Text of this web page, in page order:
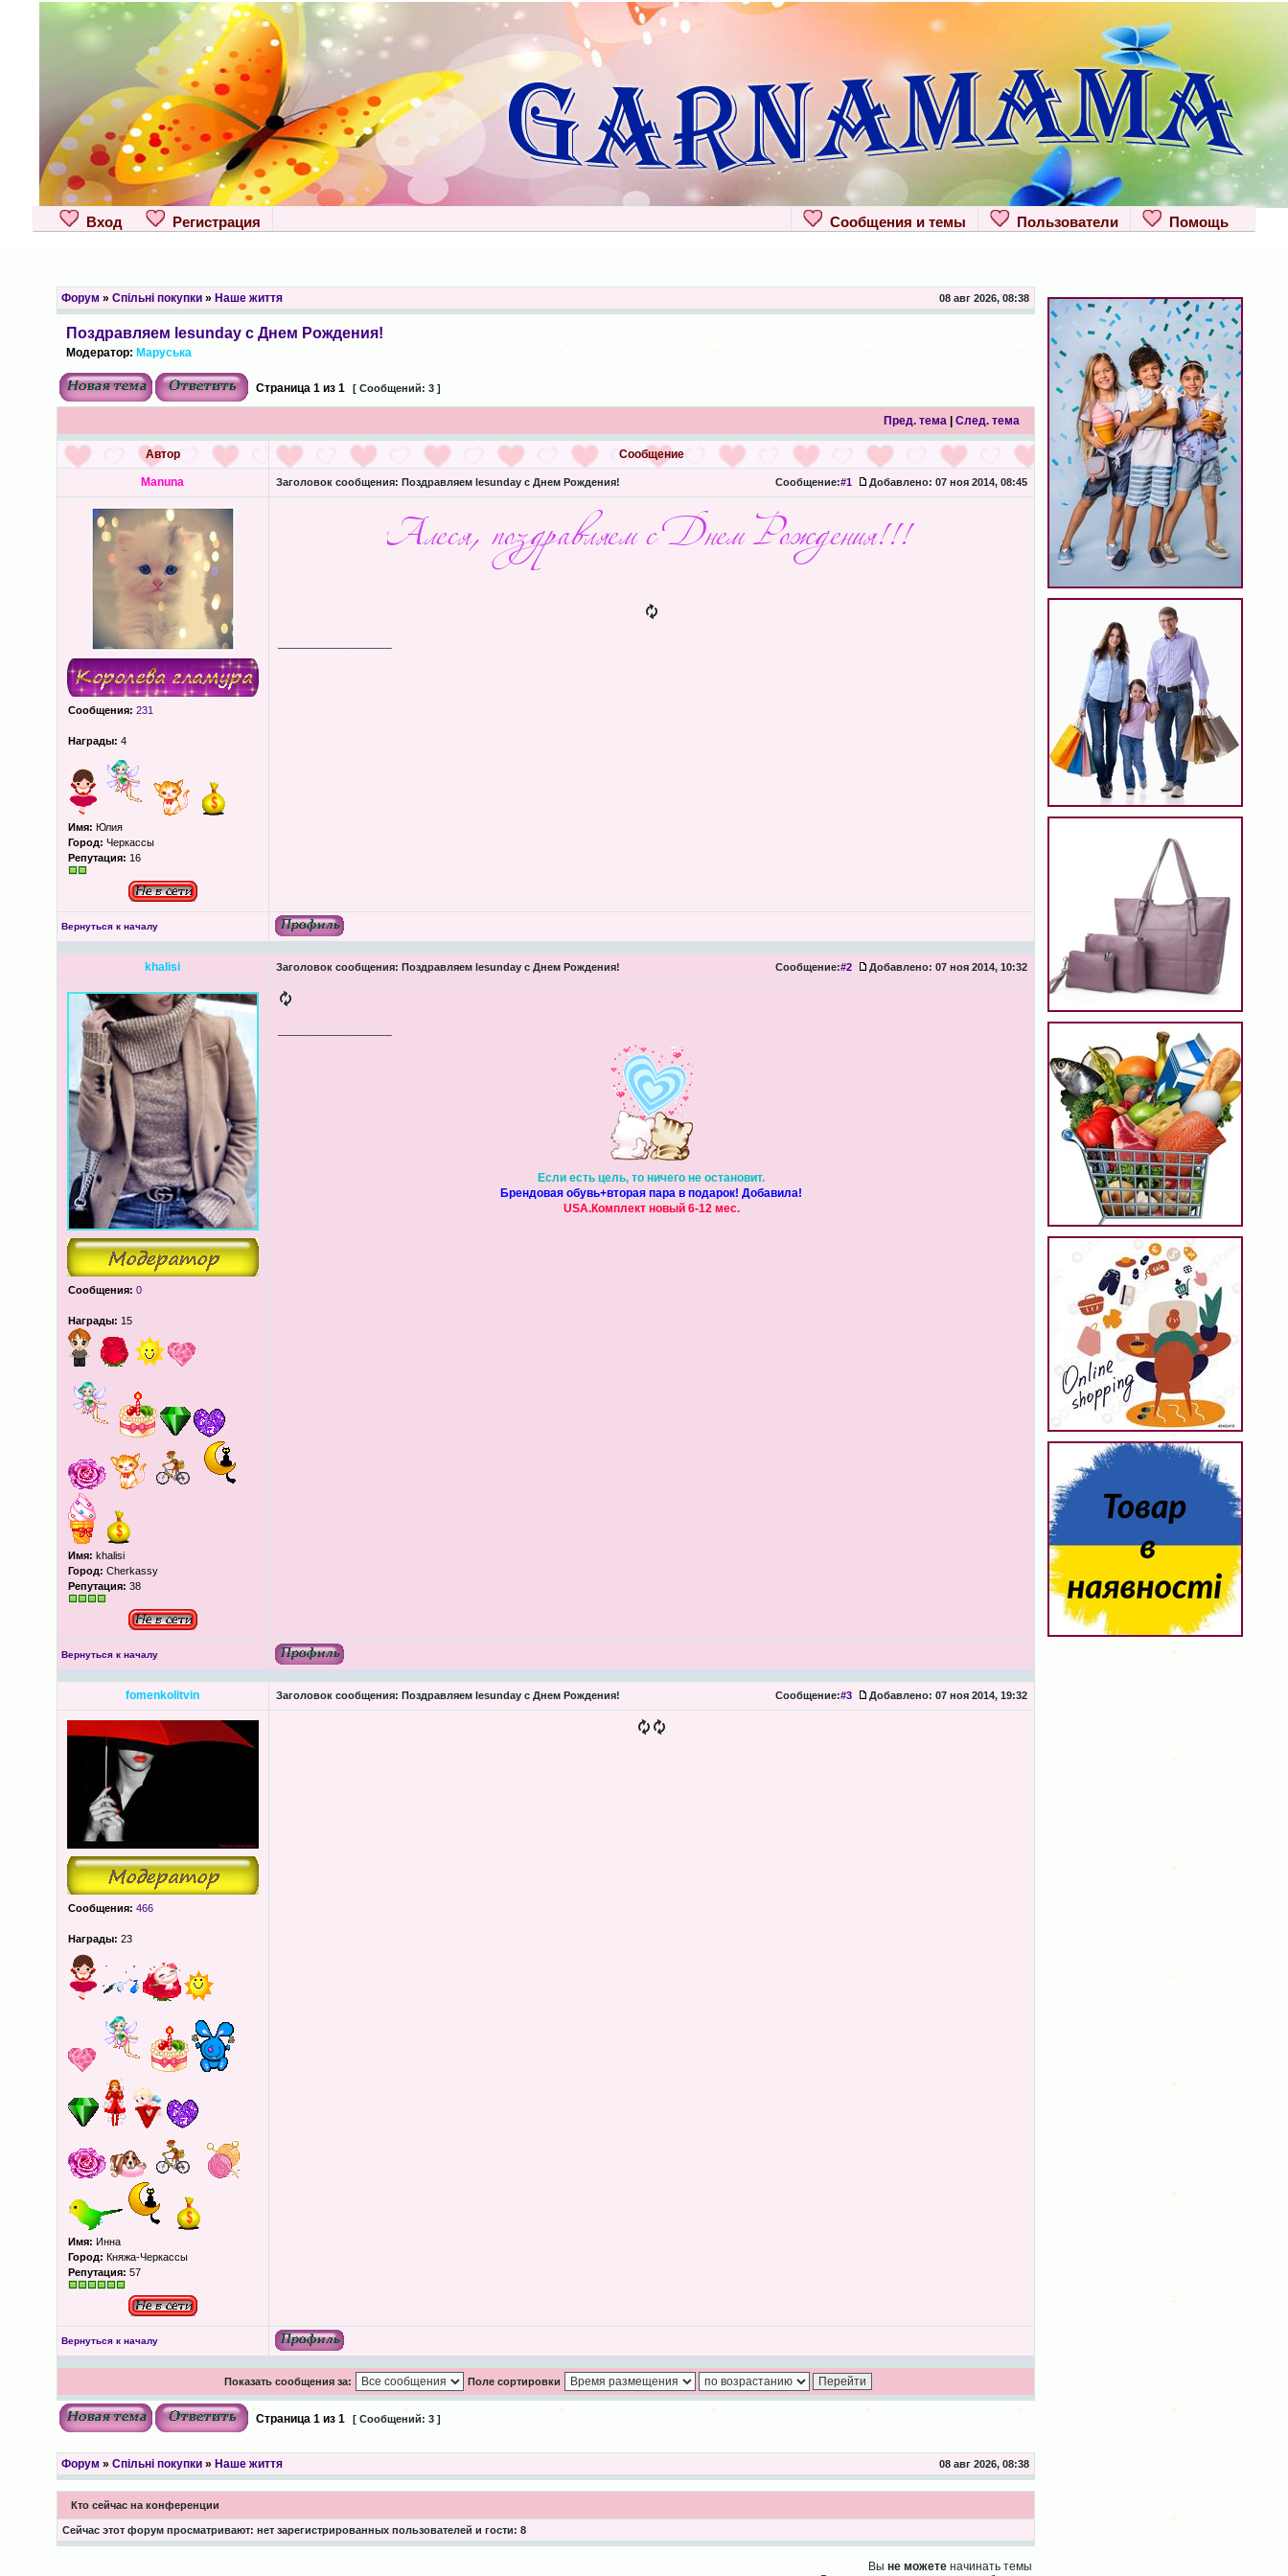
Вход Регистрация Помощь
Пользователи
Сообщения и темы
Форум » Спільні покупки» Наше життя 08 авг 2026, 08:38
Поздравляем lesunday с Днем Рождения!
Модератор: Маруська
Страница 1из 1 [ Сообщений: 3 ]
Пред. тема| След. тема
Автор Сообщение
Manuna Заголовок сообщения: Поздравляем lesunday с Днем Рождения! Сообщение:#1 Добавлено: 07 ноя 2014, 08:45
Сообщения: 231
Награды: 4
Имя: Юлия
Город: Черкассы
Репутация: 16
Вернуться к началу
khalisi Заголовок сообщения: Поздравляем lesunday с Днем Рождения! Сообщение:#2 Добавлено: 07 ноя 2014, 10:32
Сообщения: 0
Награды: 15
Имя: khalisi
Город: Cherkassy
Репутация: 38
Если есть цель, то ничего не остановит.
Брендовая обувь+вторая пара в подарок! Добавила!
USA.Комплект новый 6-12 мес.
Вернуться к началу
fomenkolitvin Заголовок сообщения: Поздравляем lesunday с Днем Рождения! Сообщение:#3 Добавлено: 07 ноя 2014, 19:32
Сообщения: 466
Награды: 23
Имя: Инна
Город: Княжа-Черкассы
Репутация: 57
Вернуться к началу
Показать сообщения за: Поле сортировки
Страница 1из 1 [ Сообщений: 3 ]
Форум » Спільні покупки» Наше життя 08 авг 2026, 08:38
Кто сейчас на конференции
Сейчас этот форум просматривают: нет зарегистрированных пользователей и гости: 8
Вы не можетеначинать темы